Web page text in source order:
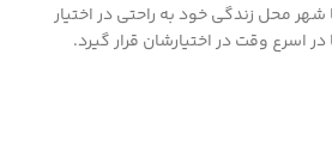
محل زندگی خود به راحتی در اختیار
اسرع وقت در اختیارشان قرار گیرد.